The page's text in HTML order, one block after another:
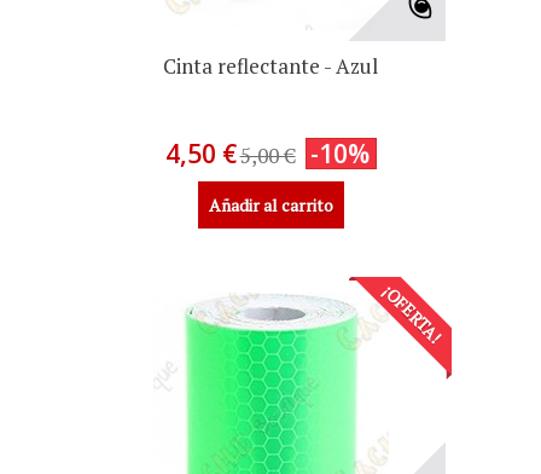
Cinta reflectante - Azul
4,50 €5,00 € -10%
Añadir al carrito
¡OFERTA!